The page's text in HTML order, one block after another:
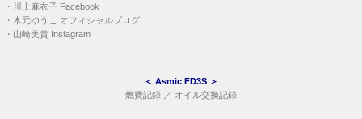
・
川上麻衣子 Facebook
・ 木元ゆうこ オフィシャルブログ
・ 山崎美貴 Instagram
＜ Asmic FD3S ＞
燃費記録 ／ オイル交換記録